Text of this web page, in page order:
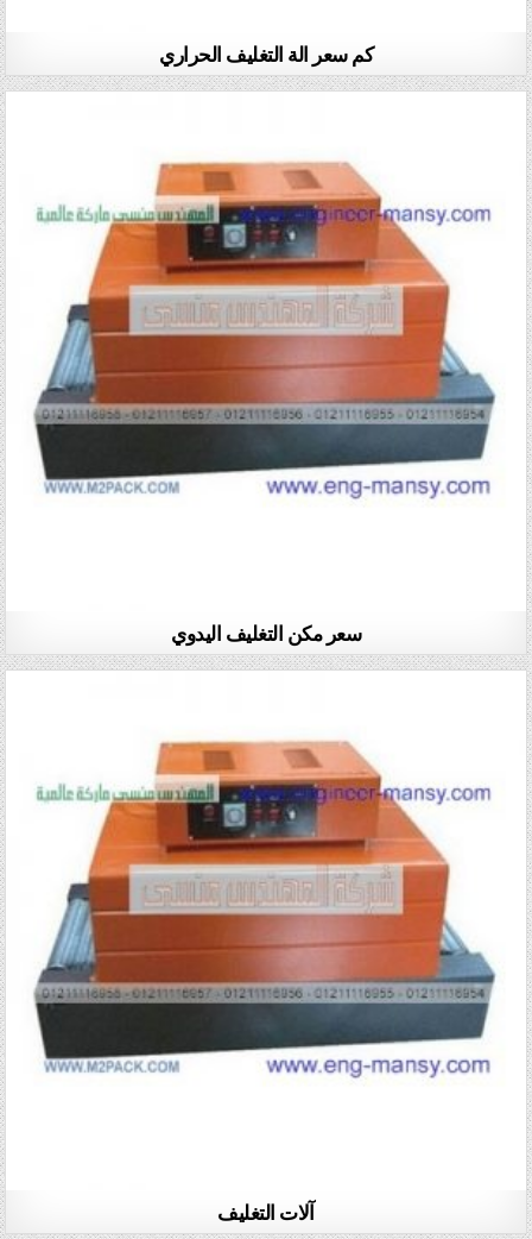
كم سعر الة التغليف الحراري
سعر مكن التغليف اليدوي
آلات التغليف